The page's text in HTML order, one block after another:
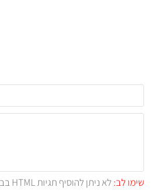
שימו לב: לא ניתן להוסיף תגיות HTML בביקורת.!